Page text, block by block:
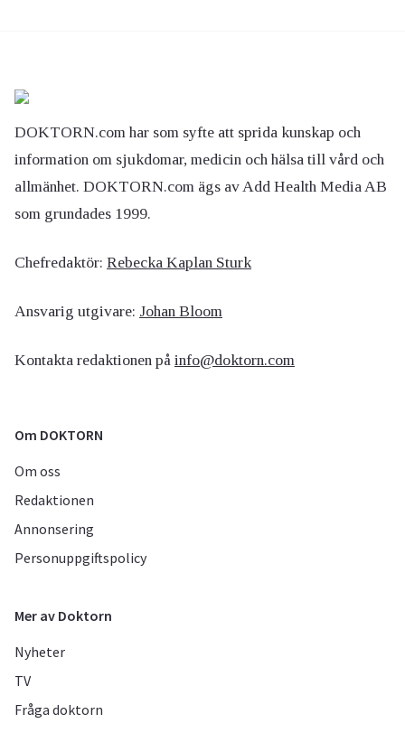
DOKTORN.com har som syfte att sprida kunskap och
information om sjukdomar, medicin och hälsa till vård och
allmänhet. DOKTORN.com ägs av Add Health Media AB
som grundades 1999.
Chefredaktör: Rebecka Kaplan Sturk
Ansvarig utgivare: Johan Bloom
Kontakta redaktionen på info@doktorn.com
Om DOKTORN
Om oss
Redaktionen
Annonsering
Personuppgiftspolicy
Mer av Doktorn
Nyheter
TV
Fråga doktorn